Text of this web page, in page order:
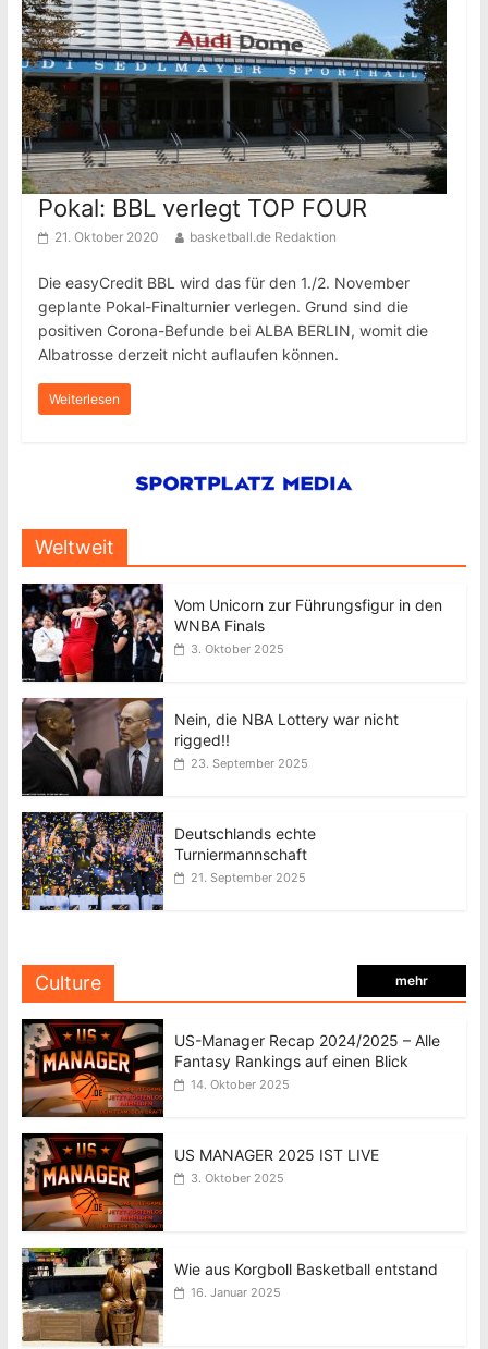
Pokal: BBL verlegt TOP FOUR
21. Oktober 2020 basketball.de Redaktion
Die easyCredit BBL wird das für den 1./2. November
geplante Pokal-Finalturnier verlegen. Grund sind die
positiven Corona-Befunde bei ALBA BERLIN, womit die
Albatrosse derzeit nicht auflaufen können.
Weiterlesen
Weltweit
Vom Unicorn zur Führungsfigur in den
WNBA Finals
3. Oktober 2025
Nein, die NBA Lottery war nicht
rigged!!
23. September 2025
Deutschlands echte
Turniermannschaft
21. September 2025
Culture mehr
US-Manager Recap 2024/2025 – Alle
Fantasy Rankings auf einen Blick
14. Oktober 2025
US MANAGER 2025 IST LIVE
3. Oktober 2025
Wie aus Korgboll Basketball entstand
16. Januar 2025